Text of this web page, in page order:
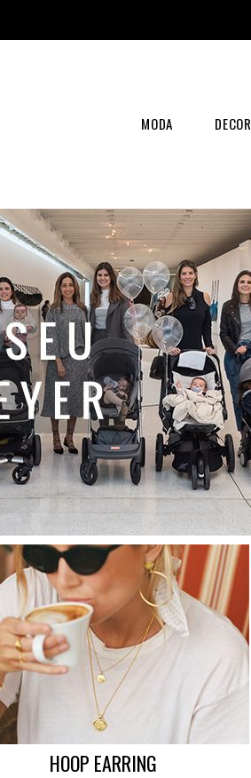
MODA DECOR
HOOP EARRING